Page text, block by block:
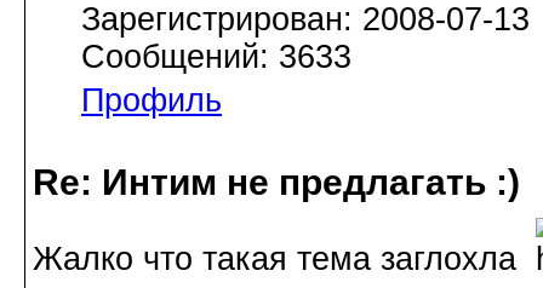
Зарегистрирован: 2008-07-13
Сообщений: 3633
Профиль
Re: Интим не предлагать :)
Жалко что такая тема заглохла